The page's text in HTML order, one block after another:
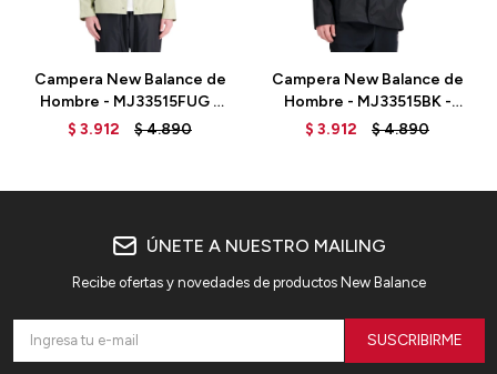
Campera New Balance de
Hombre - MJ33515FUG -
FATIGUEG
$ 3.912 $4.890
Campera New Balance de
Hombre - MJ33515BK -
BLACK
$ 3.912 $4.890
ÚNETE A NUESTRO MAILING
Recibe ofertas y novedades de productos New Balance
SUSCRIBIRME